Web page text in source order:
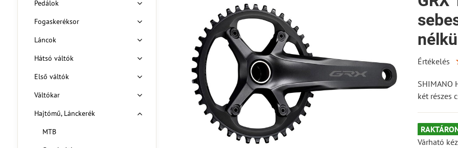
Értékelés
SHIMANO
két részes
Várható
Pedálok
Fogaskeréksor
Láncok
Hátsó váltók
Első váltók
Váltókar
Hajtómű, Lánckerék
MTB